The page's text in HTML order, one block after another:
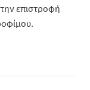
επιστροφή